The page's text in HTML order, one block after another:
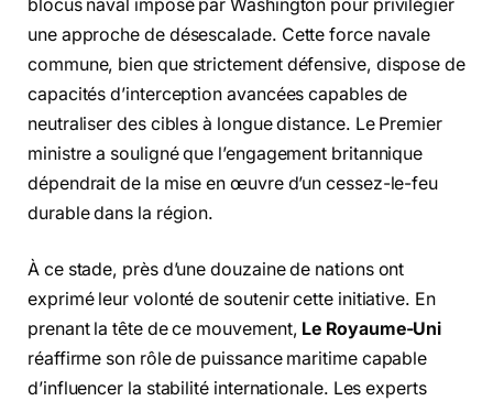
blocus naval imposé par Washington pour privilégier
une approche de désescalade. Cette force navale
commune, bien que strictement défensive, dispose de
capacités d’interception avancées capables de
neutraliser des cibles à longue distance. Le Premier
ministre a souligné que l’engagement britannique
dépendrait de la mise en œuvre d’un cessez-le-feu
durable dans la région.
À ce stade, près d’une douzaine de nations ont
exprimé leur volonté de soutenir cette initiative. En
prenant la tête de ce mouvement, Le Royaume-Uni
réaffirme son rôle de puissance maritime capable
d’influencer la stabilité internationale. Les experts